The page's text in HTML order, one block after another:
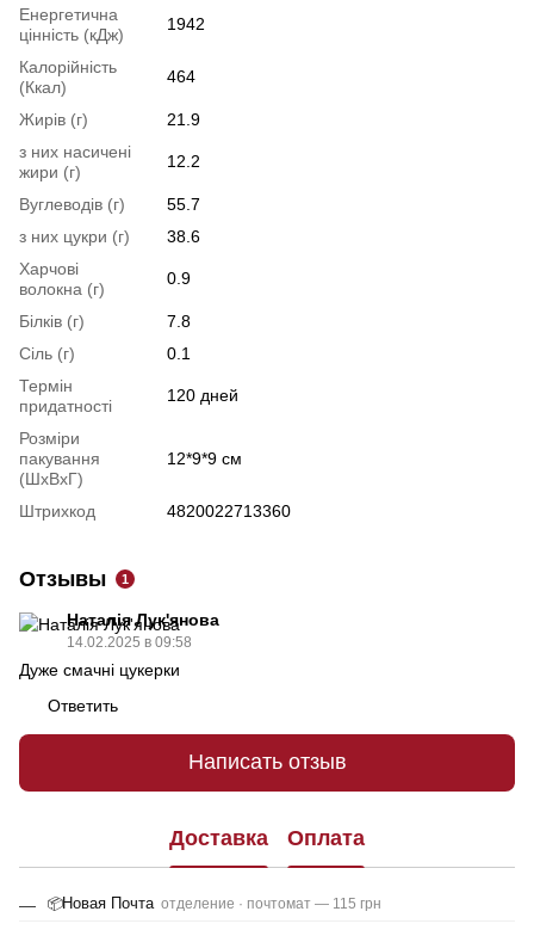
Енергетична
цінність (кДж)
1942
Калорійність
(Ккал)
464
Жирів (г)
21.9
з них насичені
жири (г)
12.2
Вуглеводів (г)
55.7
з них цукри (г)
38.6
Харчові
волокна (г)
0.9
Білків (г)
7.8
Сіль (г)
0.1
Термін
придатності
120 дней
Розміри
пакування
(ШхВхГ)
12*9*9 см
Штрихкод 4820022713360
Отзывы 1
Наталія Лук'янова
14.02.2025 в 09:58
Дуже смачні цукерки
Ответить
Написать отзыв
Доставка Оплата
📦Новая Почта отделение · почтомат — 115 грн